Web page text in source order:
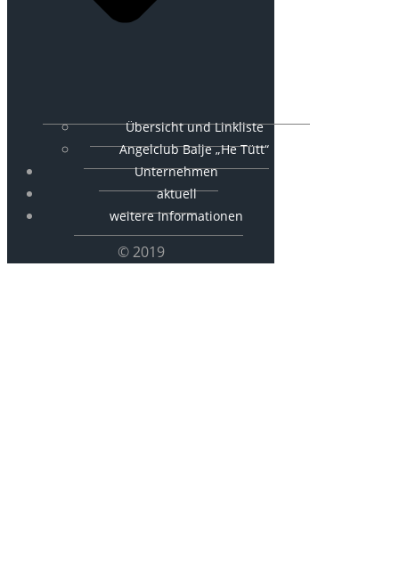
Übersicht und Linkliste
Angelclub Balje „He Tütt“
Unternehmen
aktuell
weitere Informationen
© 2019